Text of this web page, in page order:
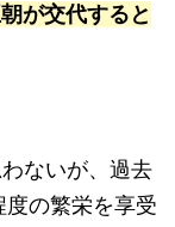
が交代すると
ないが、過去
の繁栄を享受